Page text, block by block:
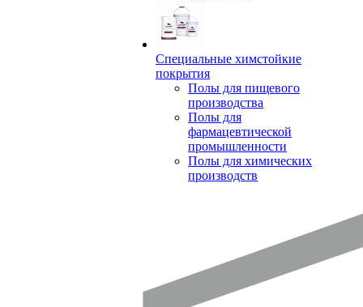
Специальные химстойкие
покрытия
Полы для пищевого
производства
Полы для
фармацевтической
промышленности
Полы для химических
производств